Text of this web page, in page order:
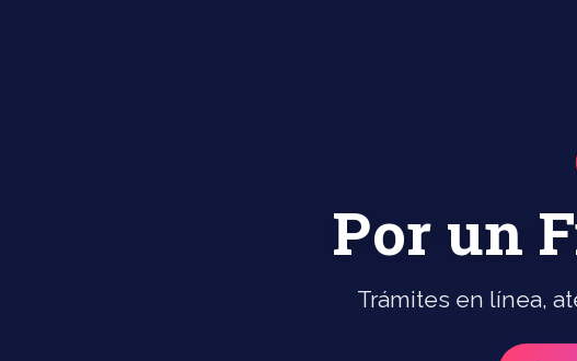
Por un
Trámites en línea,